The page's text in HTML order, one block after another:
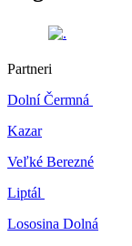
Partneri
Dolní Čermná
Kazar
Veľké Berezné
Liptál
Lososina Dolná